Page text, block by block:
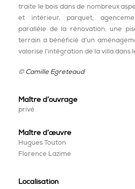
traite le bois dans de nombreux
et intérieur, parquet,
parallèle de la rénovation, une
terrain a bénéficié d’un
valorise l’intégration de la villa dans
©Camille Egreteaud
Maître d’ouvrage
privé
Maîtred’œuvre
Hugues Touton
Florence Lazime
Localisation